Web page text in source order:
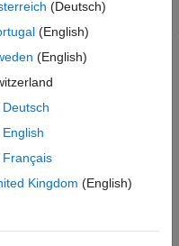
(Deutsch)
(English)
(English)
Deutsch
English
Français
Kingdom (English)